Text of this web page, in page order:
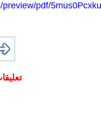
pdf/5mus0Pcxku?